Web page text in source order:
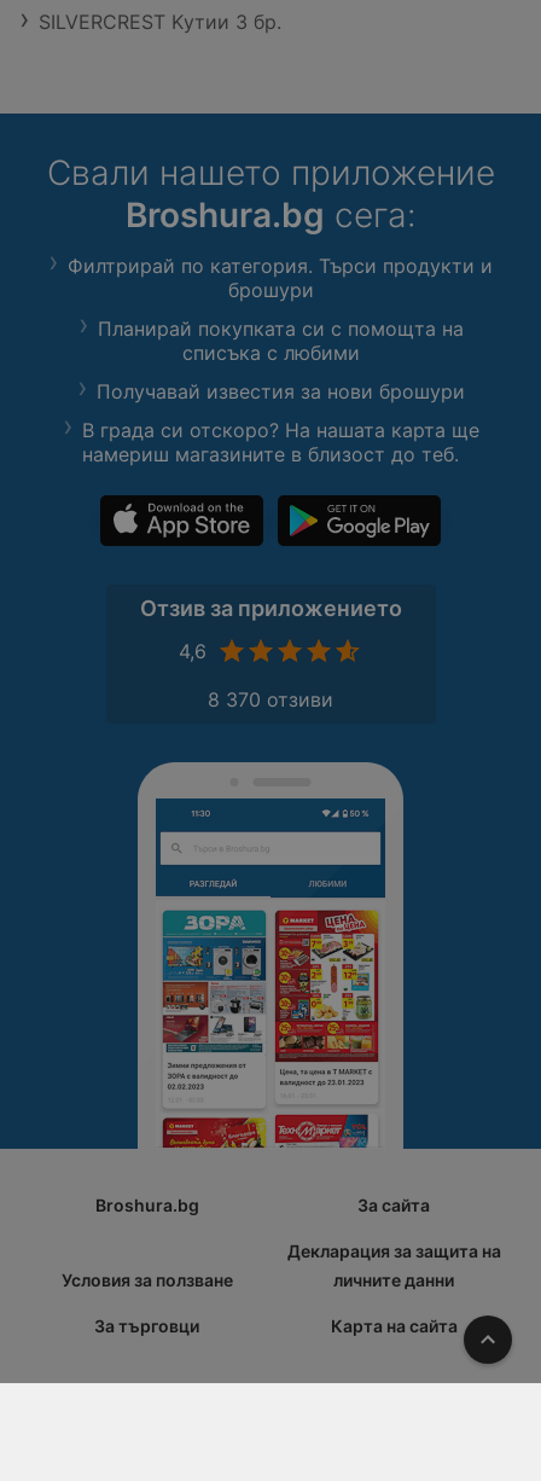
SILVERCREST Kутии 3 бр.
Свали нашето приложение
Broshura.bg сега:
Филтрирай по категория. Търси продукти и
брошури
Планирай покупката си с помощта на
списъка с любими
Получавай известия за нови брошури
В града си отскоро? На нашата карта ще
намериш магазините в близост до теб.
Отзив за приложението
4,6
8 370 отзиви
Broshura.bg За сайта
Условия за ползване
Декларация за защита на
личните данни
За търговци Карта на сайта